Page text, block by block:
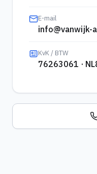
E-mail
info@vanwijk-
KvK / BTW
76263061 ·